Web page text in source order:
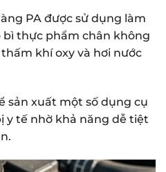
PA được sử dụng làm
bì thực phẩm chân không
khí oxy và hơi nước
sản xuất một số dụng cụ
y tế nhờ khả năng dễ tiệt